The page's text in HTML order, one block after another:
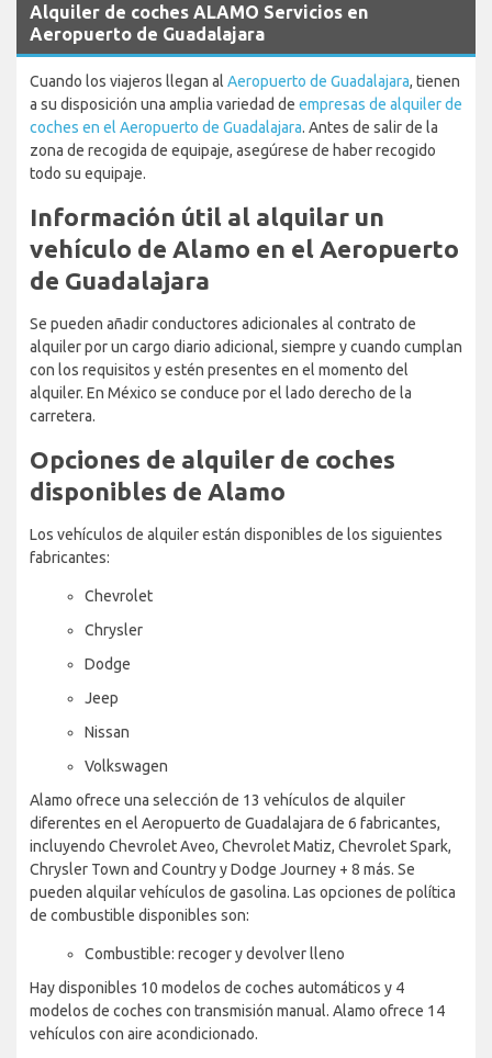
Alquiler de coches ALAMO Servicios en
Aeropuerto de Guadalajara
Cuando los viajeros llegan al Aeropuerto de Guadalajara, tienen
a su disposición una amplia variedad de empresas de alquiler de
coches en el Aeropuerto de Guadalajara. Antes de salir de la
zona de recogida de equipaje, asegúrese de haber recogido
todo su equipaje.
Información útil al alquilar un
vehículo de Alamo en el Aeropuerto
de Guadalajara
Se pueden añadir conductores adicionales al contrato de
alquiler por un cargo diario adicional, siempre y cuando cumplan
con los requisitos y estén presentes en el momento del
alquiler. En México se conduce por el lado derecho de la
carretera.
Opciones de alquiler de coches
disponibles de Alamo
Los vehículos de alquiler están disponibles de los siguientes
fabricantes:
Chevrolet
Chrysler
Dodge
Jeep
Nissan
Volkswagen
Alamo ofrece una selección de 13 vehículos de alquiler
diferentes en el Aeropuerto de Guadalajara de 6 fabricantes,
incluyendo Chevrolet Aveo, Chevrolet Matiz, Chevrolet Spark,
Chrysler Town and Country y Dodge Journey + 8 más. Se
pueden alquilar vehículos de gasolina. Las opciones de política
de combustible disponibles son:
Combustible: recoger y devolver lleno
Hay disponibles 10 modelos de coches automáticos y 4
modelos de coches con transmisión manual. Alamo ofrece 14
vehículos con aire acondicionado.